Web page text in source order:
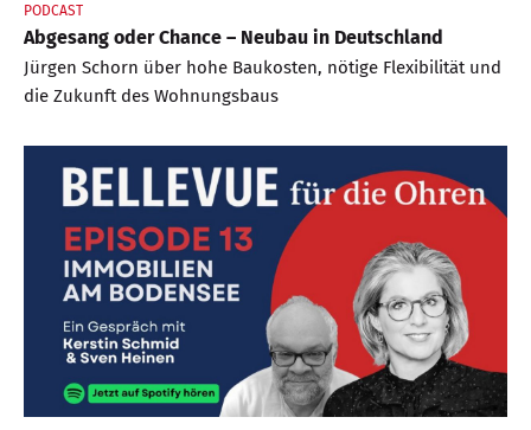
PODCAST
Abgesang oder Chance – Neubau in Deutschland
Jürgen Schorn über hohe Baukosten, nötige Flexibilität und
die Zukunft des Wohnungsbaus